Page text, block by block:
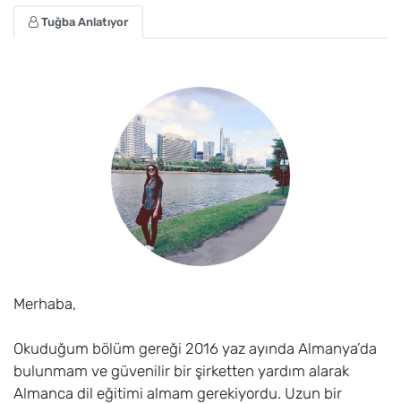
Tuğba Anlatıyor
Merhaba,
Okuduğum bölüm gereği 2016 yaz ayında Almanya’da
bulunmam ve güvenilir bir şirketten yardım alarak
Almanca dil eğitimi almam gerekiyordu. Uzun bir